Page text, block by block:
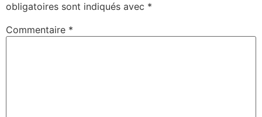
obligatoires sont indiqués avec *
Commentaire *